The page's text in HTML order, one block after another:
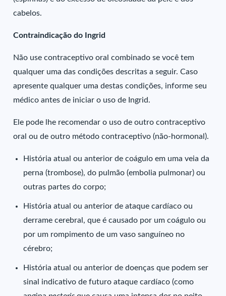
cabelos.
Contraindicação do Ingrid
Não use contraceptivo oral combinado se você tem
qualquer uma das condições descritas a seguir. Caso
apresente qualquer uma destas condições, informe seu
médico antes de iniciar o uso de Ingrid.
Ele pode lhe recomendar o uso de outro contraceptivo
oral ou de outro método contraceptivo (não-hormonal).
História atual ou anterior de coágulo em uma veia da
perna (trombose), do pulmão (embolia pulmonar) ou
outras partes do corpo;
História atual ou anterior de ataque cardíaco ou
derrame cerebral, que é causado por um coágulo ou
por um rompimento de um vaso sanguíneo no
cérebro;
História atual ou anterior de doenças que podem ser
sinal indicativo de futuro ataque cardíaco (como